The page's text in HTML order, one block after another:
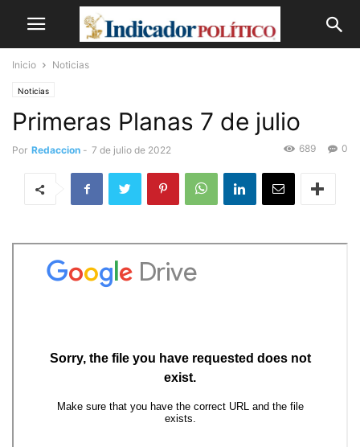
Inicio Noticias
Noticias
Primeras Planas 7 de julio
Por Redaccion - 7 de julio de 2022 0
689